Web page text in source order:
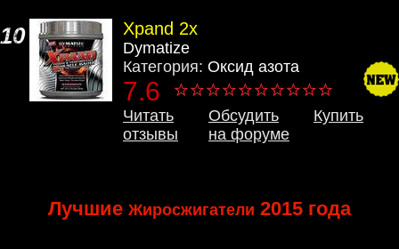
10 Xpand 2x
Dymatize
Категория: Оксид азота
7.6
Читать
отзывы
Обсудить
на форуме
Купить
Лучшие Жиросжигатели 2015 года